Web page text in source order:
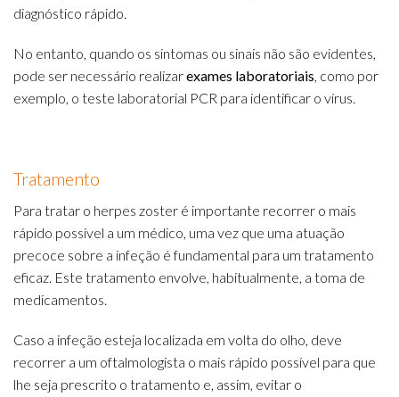
diagnóstico rápido.
No entanto, quando os sintomas ou sinais não são evidentes,
pode ser necessário realizarexames laboratoriais, como por
exemplo, o teste laboratorial PCR para identificar o vírus.
Tratamento
Para tratar o herpes zoster é importante recorrer o mais
rápido possível a um médico, uma vez que uma atuação
precoce sobre a infeção é fundamental para um tratamento
eficaz. Este tratamento envolve, habitualmente, a toma de
medicamentos.
Caso a infeção esteja localizada em volta do olho, deve
recorrer a um oftalmologista o mais rápido possível para que
lhe seja prescrito o tratamento e, assim, evitar o